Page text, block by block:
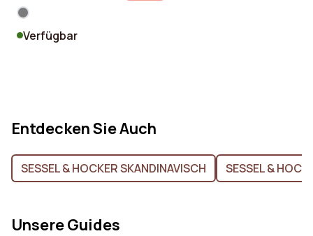
Verfügbar
Entdecken Sie Auch
SESSEL & HOCKER SKANDINAVISCH SESSEL &
Unsere Guides